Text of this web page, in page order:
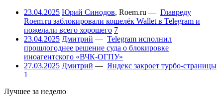
23.04.2025 Юрий Синодов, Roem.ru — Главреду
Roem.ru заблокировали кошелёк Wallet в Telegram и
пожелали всего хорошего 7
23.04.2025 Дмитрий — Telegram исполнил
прошлогоднее решение суда о блокировке
иноагентского «ВЧК-ОГПУ»
27.03.2025 Дмитрий — Яндекс закроет турбо-страницы
1
Лучшее за неделю